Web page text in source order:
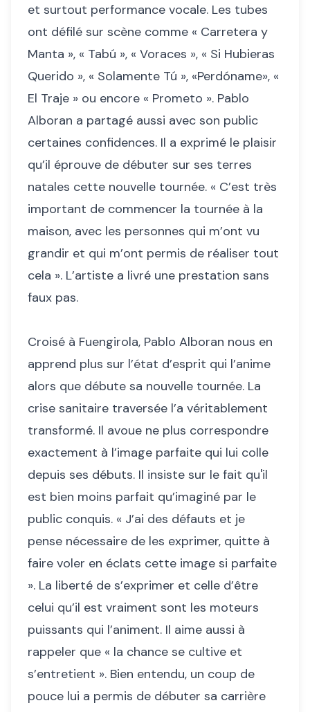
et surtout performance vocale. Les tubes
ont défilé sur scène comme « Carretera y
Manta », « Tabú », « Voraces », « Si Hubieras
Querido », « Solamente Tú », «Perdóname», «
El Traje » ou encore « Prometo ». Pablo
Alboran a partagé aussi avec son public
certaines confidences. Il a exprimé le plaisir
qu’il éprouve de débuter sur ses terres
natales cette nouvelle tournée. « C’est très
important de commencer la tournée à la
maison, avec les personnes qui m’ont vu
grandir et qui m’ont permis de réaliser tout
cela ». L’artiste a livré une prestation sans
faux pas.
Croisé à Fuengirola, Pablo Alboran nous en
apprend plus sur l’état d’esprit qui l’anime
alors que débute sa nouvelle tournée. La
crise sanitaire traversée l’a véritablement
transformé. Il avoue ne plus correspondre
exactement à l’image parfaite qui lui colle
depuis ses débuts. Il insiste sur le fait qu'il
est bien moins parfait qu’imaginé par le
public conquis. « J’ai des défauts et je
pense nécessaire de les exprimer, quitte à
faire voler en éclats cette image si parfaite
». La liberté de s’exprimer et celle d’être
celui qu’il est vraiment sont les moteurs
puissants qui l’animent. Il aime aussi à
rappeler que « la chance se cultive et
s’entretient ». Bien entendu, un coup de
pouce lui a permis de débuter sa carrière